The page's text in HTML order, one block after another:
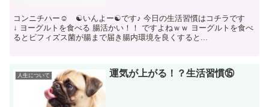
コンニチハー☺ ☯いんよー☯です♪ 今日の生活習慣はコチラです
↓ ヨーグルトを食べる 腸活かい！！ ですよねｗｗ ヨーグルトを食べ
るとビフィズス菌が腸まで届き腸内環境を良くすると...
人生について 運気が上がる！？生活習慣⑮